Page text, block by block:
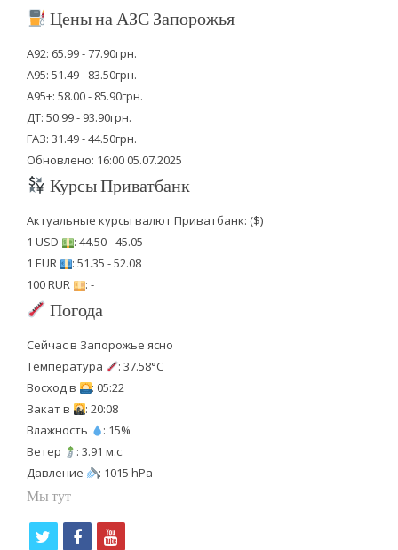
Цены на АЗС Запорожья
А92: 65.99 - 77.90грн.
А95: 51.49 - 83.50грн.
А95+: 58.00 - 85.90грн.
ДТ: 50.99 - 93.90грн.
ГАЗ: 31.49 - 44.50грн.
Обновлено: 16:00 05.07.2025
Курсы Приватбанк
Актуальные курсы валют Приватбанк: ($)
1 USD
: 44.50 - 45.05
1 EUR
: 51.35 - 52.08
100 RUR
: -
Погода
Сейчас в Запорожье ясно
Температура
: 37.58°C
Восход в
: 05:22
Закат в
: 20:08
Влажность
: 15%
Ветер
: 3.91 м.с.
Давление
: 1015 hPa
Мы тут
f
y